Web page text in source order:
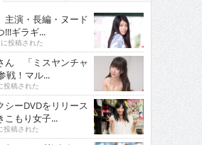
演・長編・ヌード
!!!ギラギ...
投稿された
ん 「ミスヤンチャ
戦！マル...
稿された
ーDVDをリリース
こもり女子...
稿された